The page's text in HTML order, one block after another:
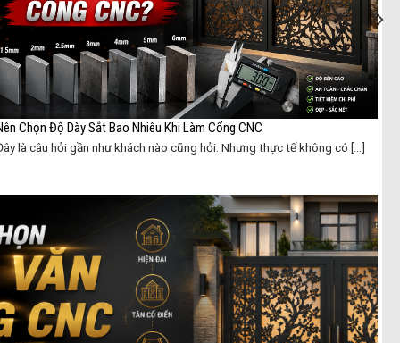
Chọn Độ Dày Sắt Bao Nhiêu Khi Làm Cổng CNC
là câu hỏi gần như khách nào cũng hỏi. Nhưng thực tế không có [...]